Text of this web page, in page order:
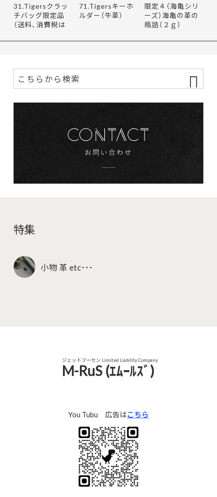
31.Tigersクラッ
チバッグ限定品
（送料、消費税は
71.Tigersキーホ
ルダー（牛革）
限定４（海亀シリ
ーズ）海亀の革の
瓶詰（２ｇ）
特集
小物 革 etc･･･
ジェットフーセン Limited Liability Company
M-RuS (ｴﾑｰﾙｽﾞ)
You Tubu 広告はこちら